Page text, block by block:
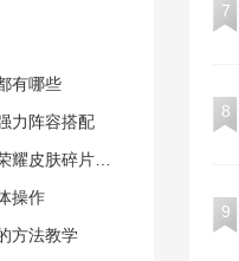
有哪些
力阵容搭配
店更新频率介绍
操作
方法教学
7
8
9